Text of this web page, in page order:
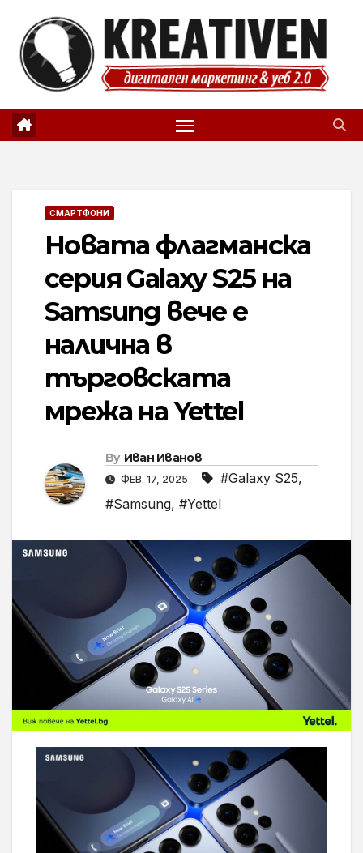
content
СМАРТФОНИ
Новата флагманска
серия Galaxy S25 на
Samsung вече е
налична в
търговската
мрежа на Yettel
By Иван Иванов
ФЕВ. 17, 2025 #Galaxy S25,
#Samsung, #Yettel